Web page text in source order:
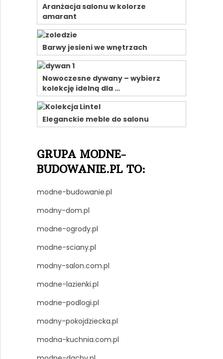
Aranżacja salonu w kolorze
amarant
Barwy jesieni we wnętrzach
Nowoczesne dywany – wybierz
kolekcję idelną dla …
Eleganckie meble do salonu
GRUPA MODNE-
BUDOWANIE.PL TO:
modne-budowanie.pl
modny-dom.pl
modne-ogrody.pl
modne-sciany.pl
modny-salon.com.pl
modne-lazienki.pl
modne-podlogi.pl
modny-pokojdziecka.pl
modna-kuchnia.com.pl